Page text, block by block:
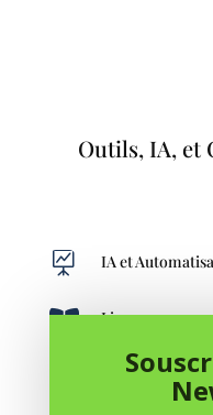
Outils, IA, et
 IA et
 Livres
Outils et